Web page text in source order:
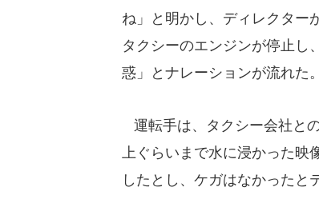
ね」と明かし、ディレクター
タクシーのエンジンが停止し
惑」とナレーションが流れた。
運転手は、タクシー会社と
上ぐらいまで水に浸かった
したとし、ケガはなかったと